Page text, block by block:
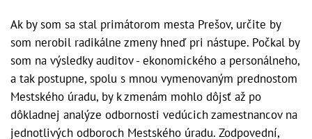
Ak by som sa stal primátorom mesta Prešov, určite by
som nerobil radikálne zmeny hneď pri nástupe. Počkal by
som na výsledky auditov - ekonomického a personálneho,
a tak postupne, spolu s mnou vymenovaným prednostom
Mestského úradu, by k zmenám mohlo dôjsť až po
dôkladnej analýze odbornosti vedúcich zamestnancov na
jednotlivých odboroch Mestského úradu. Zodpovední,